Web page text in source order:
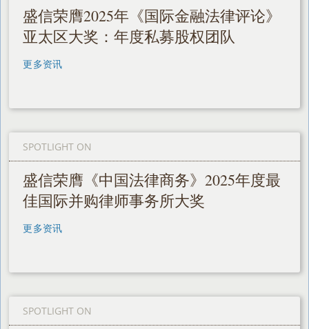
盛信荣膺2025年《国际金融法律评论》
亚太区大奖：年度私募股权团队
更多资讯
SPOTLIGHT ON
盛信荣膺《中国法律商务》2025年度最
佳国际并购律师事务所大奖
更多资讯
SPOTLIGHT ON